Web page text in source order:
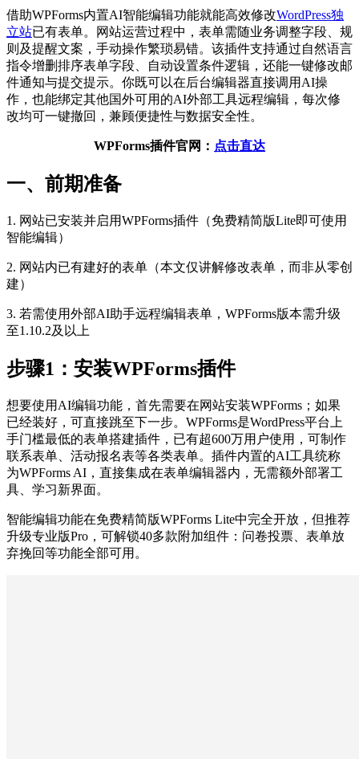
借助WPForms内置AI智能编辑功能就能高效修改WordPress独
立站已有表单。网站运营过程中，表单需随业务调整字段、规
则及提醒文案，手动操作繁琐易错。该插件支持通过自然语言
指令增删排序表单字段、自动设置条件逻辑，还能一键修改邮
件通知与提交提示。你既可以在后台编辑器直接调用AI操
作，也能绑定其他国外可用的AI外部工具远程编辑，每次修
改均可一键撤回，兼顾便捷性与数据安全性。
WPForms插件官网： 点击直达
一、前期准备
1. 网站已安装并启用WPForms插件（免费精简版Lite即可使用
智能编辑）
2. 网站内已有建好的表单（本文仅讲解修改表单，而非从零创
建）
3. 若需使用外部AI助手远程编辑表单，WPForms版本需升级
至1.10.2及以上
步骤1：安装WPForms插件
想要使用AI编辑功能，首先需要在网站安装WPForms；如果
已经装好，可直接跳至下一步。WPForms是WordPress平台上
手门槛最低的表单搭建插件，已有超600万用户使用，可制作
联系表单、活动报名表等各类表单。插件内置的AI工具统称
为WPForms AI，直接集成在表单编辑器内，无需额外部署工
具、学习新界面。
智能编辑功能在免费精简版WPForms Lite中完全开放，但推荐
升级专业版Pro，可解锁40多款附加组件：问卷投票、表单放
弃挽回等功能全部可用。